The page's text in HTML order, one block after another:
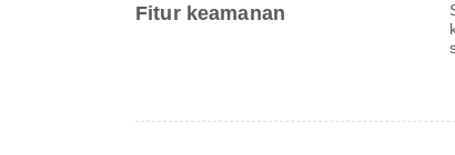
Fitur keamanan